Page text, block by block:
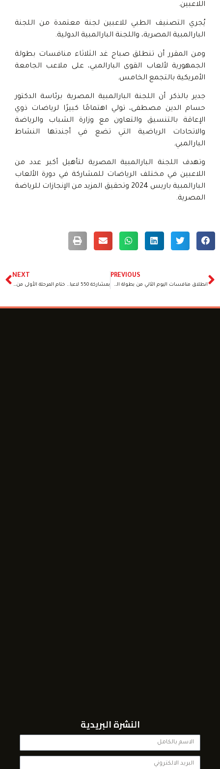
اللاعبين.
يُجري التصنيف الطبي للاعبين لجنة معتمدة من اللجنة
البارالمبية المصرية، واللجنة البارالمبية الدولية.
ومن المقرر أن تنطلق صباح غد الثلاثاء منافسات بطولة
الجمهورية لألعاب القوى البارالمبي، على ملاعب الجامعة
الأمريكية بالتجمع الخامس.
جدير بالذكر أن اللجنة البارالمبية المصرية برئاسة الدكتور
حسام الدين مصطفى، تولي اهتمامًا كبيرًا لرياضات ذوي
الإعاقة بالتنسيق والتعاون مع وزارة الشباب والرياضة
والاتحادات الرياضية التي تضع في أجندتها النشاط
البارالمبي.
وتهدف اللجنة البارالمبية المصرية لتأهيل أكبر عدد من
اللاعبين في مختلف الرياضات للمشاركة في دورة الألعاب
البارالمبية باريس 2024 وتحقيق المزيد من الإنجازات للرياضة
المصرية.
PREVIOUS
انطلاق منافسات اليوم الثاني من بطولة الجمهورية لألعاب القوى البارالمبي
NEXT
بمشاركة 550 لاعبا.. ختام المرحلة الأولى من سلسلة بطولات الجمهورية لألعاب القوى البارالمبي
النشرة البريدية